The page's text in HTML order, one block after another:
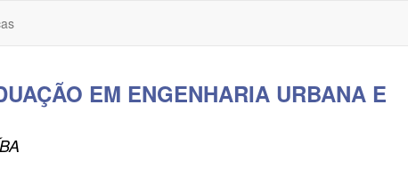
EM ENGENHARIA URBANA E